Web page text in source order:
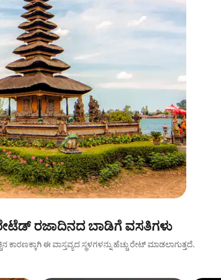
ಸ್ಪರ್ಶ ಅಥವಾ ಸ್ವೈಪ್ ಗೆಸ್ಚರ್‌ಗಳ ಮೂಲಕ ಅನ್ವೇಷಿಸಿ.
ರಜಾದಿನದ ಬಾಡಿಗೆ ವಸತಿಗಳು
ಕಾರಣಕ್ಕಾಗಿ ಈ ವಾಸ್ತವ್ಯದ ಸ್ಥಳಗಳನ್ನು ಹೆಚ್ಚು ರೇಟ್ ಮಾಡಲಾಗುತ್ತದೆ.